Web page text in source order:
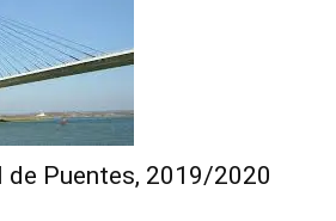
de Puentes, 2019/2020